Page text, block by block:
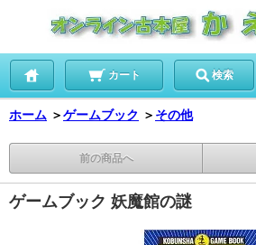
カート 検索
ホーム ＞ゲームブック ＞ その他
前の商品へ
ゲームブック 妖魔館の謎